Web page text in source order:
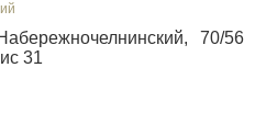
70/56
31